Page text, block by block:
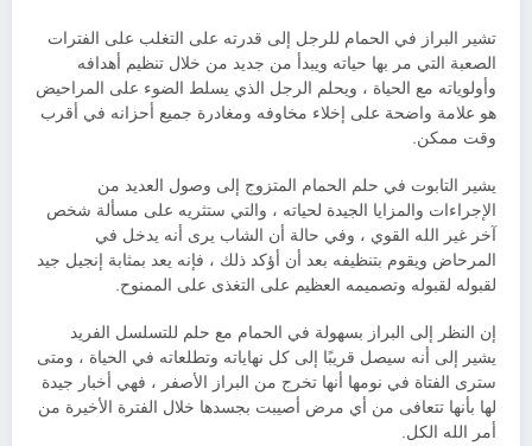
تشير البراز في الحمام للرجل إلى قدرته على التغلب على الفترات
الصعبة التي مر بها حياته ويبدأ من جديد من خلال تنظيم أهدافه
وأولوياته مع الحياة ، ويحلم الرجل الذي يسلط الضوء على المراحيض
هو علامة واضحة على إخلاء مخاوفه ومغادرة جميع أحزانه في أقرب
وقت ممكن.
يشير التابوت في حلم الحمام المتزوج إلى وصول العديد من
الإجراءات والمزايا الجيدة لحياته ، والتي ستثريه على مسألة شخص
آخر غير الله القوي ، وفي حالة أن الشاب يرى أنه يدخل في
المرحاض ويقوم بتنظيفه بعد أن أؤكد ذلك ، فإنه يعد بمثابة إنجيل جيد
لقبوله لقبوله وتصميمه العظيم على التغذى على الممنوح.
إن النظر إلى البراز بسهولة في الحمام مع حلم للتسلسل الفريد
يشير إلى أنه سيصل قريبًا إلى كل نهاياته وتطلعاته في الحياة ، ومتى
سترى الفتاة في نومها أنها تخرج من البراز الأصفر ، فهي أخبار جيدة
لها بأنها تتعافى من أي مرض أصيبت بجسدها خلال الفترة الأخيرة من
أمر الله الكل.